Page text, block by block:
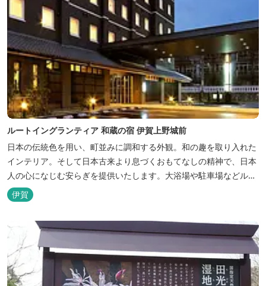
ルートイングランティア 和蔵の宿 伊賀上野城前
日本の伝統色を用い、町並みに調和する外観。和の趣を取り入れた
インテリア。そして日本古来より息づくおもてなしの精神で、日本
人の心になじむ安らぎを提供いたします。大浴場や駐車場などルー
トインホテルズの機能性や利便性はそのままに、穏やかな和のニュ
アンスを湛えた空間は、ビジネスにも観光にも、幅広くお役立てい
伊賀